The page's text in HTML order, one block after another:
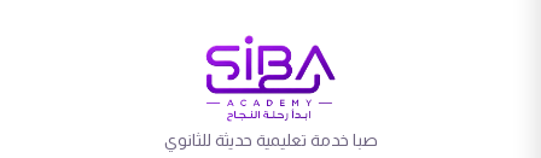
صبا خدمة تعليمية حديثة للثانوي